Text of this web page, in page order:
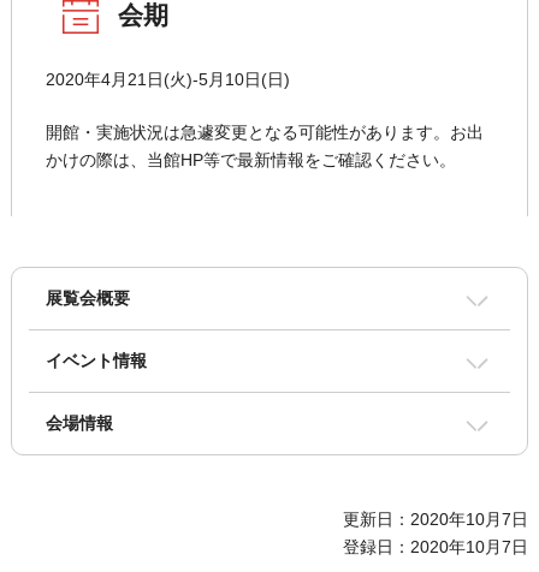
会期
2020年4月21日(火)-5月10日(日)
開館・実施状況は急遽変更となる可能性があります。お出
かけの際は、当館HP等で最新情報をご確認ください。
展覧会概要
イベント情報
会場情報
更新日：2020年10月7日
登録日：2020年10月7日